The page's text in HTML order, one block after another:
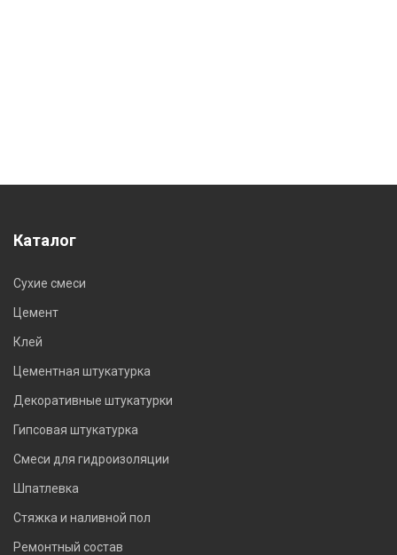
Каталог
Сухие смеси
Цемент
Клей
Цементная штукатурка
Декоративные штукатурки
Гипсовая штукатурка
Смеси для гидроизоляции
Шпатлевка
Стяжка и наливной пол
Ремонтный состав